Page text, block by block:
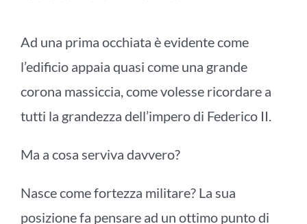
Ad una prima occhiata è evidente come
l’edificio appaia quasi come una grande
corona massiccia, come volesse ricordare a
tutti la grandezza dell’impero di Federico II.
Ma a cosa serviva davvero?
Nasce come fortezza militare? La sua
posizione fa pensare ad un ottimo punto di